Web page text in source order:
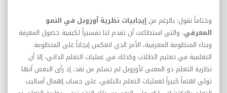
وختاماً نقول: بالرغم من إيجابيات نظرية أوزوبل في النمو
المعرفي، والتي استطاعت أن تقدم لنا تفسيراً لكيفية حصول المعرفة
وبناء المنظومة المعرفية، الأمر الذي انعكس إيجاباً على المنظومة
التعلمية في تعليم الطلاب وكذلك في عمليات التعلم الذاتي، إلا أن
نظرية التعلم ذو المعنى لأوزوبل لم تسلم من نقد، إذ رأى البعض أنها
تولي اهتماً كبيراً لعمليات التعلم بالتلقي، على حساب إهمال أساليب